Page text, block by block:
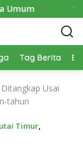
1.000
Tag Berita
Usai
tahun
Timur,